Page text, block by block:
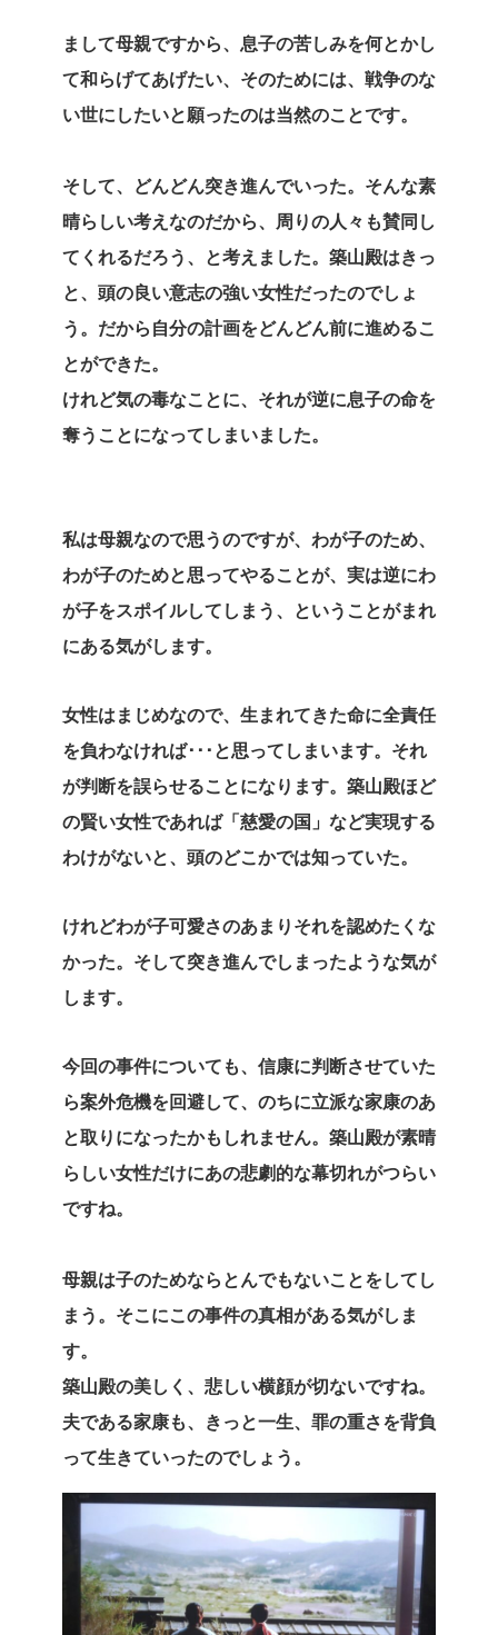
まして母親ですから、息子の苦しみを何とかし
て和らげてあげたい、そのためには、戦争のな
い世にしたいと願ったのは当然のことです。
そして、どんどん突き進んでいった。そんな素
晴らしい考えなのだから、周りの人々も賛同し
てくれるだろう、と考えました。築山殿はきっ
と、頭の良い意志の強い女性だったのでしょ
う。だから自分の計画をどんどん前に進めるこ
とができた。
けれど気の毒なことに、それが逆に息子の命を
奪うことになってしまいました。
私は母親なので思うのですが、わが子のため、
わが子のためと思ってやることが、実は逆にわ
が子をスポイルしてしまう、ということがまれ
にある気がします。
女性はまじめなので、生まれてきた命に全責任
を負わなければ･･･と思ってしまいます。それ
が判断を誤らせることになります。築山殿ほど
の賢い女性であれば「慈愛の国」など実現する
わけがないと、頭のどこかでは知っていた。
けれどわが子可愛さのあまりそれを認めたくな
かった。そして突き進んでしまったような気が
します。
今回の事件についても、信康に判断させていた
ら案外危機を回避して、のちに立派な家康のあ
と取りになったかもしれません。築山殿が素晴
らしい女性だけにあの悲劇的な幕切れがつらい
ですね。
母親は子のためならとんでもないことをしてし
まう。そこにこの事件の真相がある気がしま
す。
築山殿の美しく、悲しい横顔が切ないですね。
夫である家康も、きっと一生、罪の重さを背負
って生きていったのでしょう。